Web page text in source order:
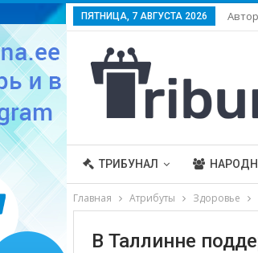
ПЯТНИЦА, 7 АВГУСТА 2026
ТРИБУНАЛ
Главная Атрибуты Здоровье
В Таллинне